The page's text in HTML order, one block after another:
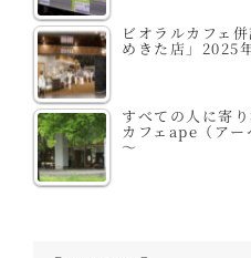
ビオラルカフェ
めきた店」2025
すべての人に寄
カフェape（アー
～